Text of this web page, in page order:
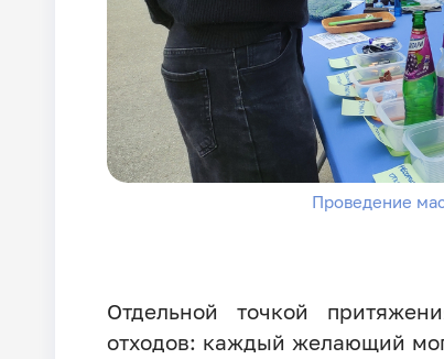
Проведение
Отдельной точкой
отходов: каждый желающий